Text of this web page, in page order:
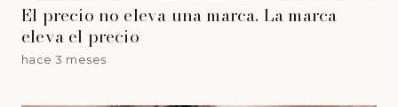
El precio no eleva una marca. La marca
eleva el precio
hace 3 meses